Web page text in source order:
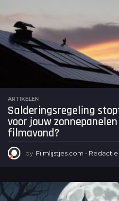
ARTIKELEN
Salderingsregeling
voor jouw
filmavond?
by Filmlijstjes.com - Redactie